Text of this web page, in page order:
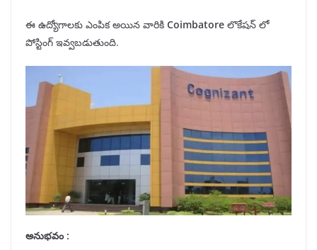
ఈ ఉద్యోగాలకు ఎంపిక అయిన వారికి Coimbatore లొకేషన్ లో
పోస్టింగ్ ఇవ్వబడుతుంది.
అనుభవం :